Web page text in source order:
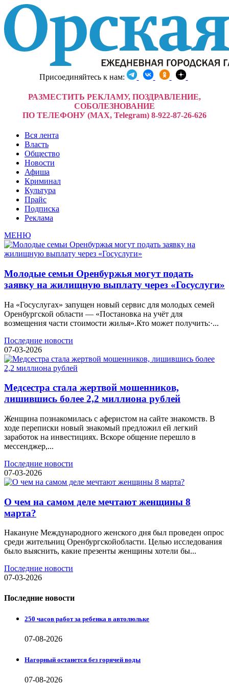
Присоединяйтесь к нам:
РАЗМЕСТИТЬ РЕКЛАМУ, ПОЗДРАВЛЕНИЕ,
СОБОЛЕЗНОВАНИЕ
ПО ТЕЛЕФОНУ (MAX, Telegram) 8-922-87-26-626
Вся лента
Власть
Общество
Новости
Афиша
Криминал
Культура
Прайс
Подписка
Реклама
МЕНЮ
Молодые семьи Оренбуржья могут подать
заявку на жилищную выплату через «Госуслуги»
На «Госуслугах» запущен новый сервис для молодых семей
Оренбургской области — «Постановка на учёт для
возмещения части стоимости жилья».Кто может получить:·...
Последние новости
07-03-2026
Медсестра стала жертвой мошенников,
лишившись более 2,2 миллиона рублей
Женщина познакомилась с аферистом на сайте знакомств. В
ходе переписки новый знакомый предложил ей легкий
заработок на инвестициях. Вскоре общение перешло в
мессенджер,...
Последние новости
07-03-2026
О чем на самом деле мечтают женщины 8
марта?
Накануне Международного женского дня был проведен опрос
среди жительниц Оренбургскойобласти. Целью исследования
было выяснить, какие презенты женщины хотели бы...
Последние новости
07-03-2026
Последние новости
250 часов работ за ребенка в автолюльке
07-08-2026
Нагорный останется без горячей воды
07-08-2026